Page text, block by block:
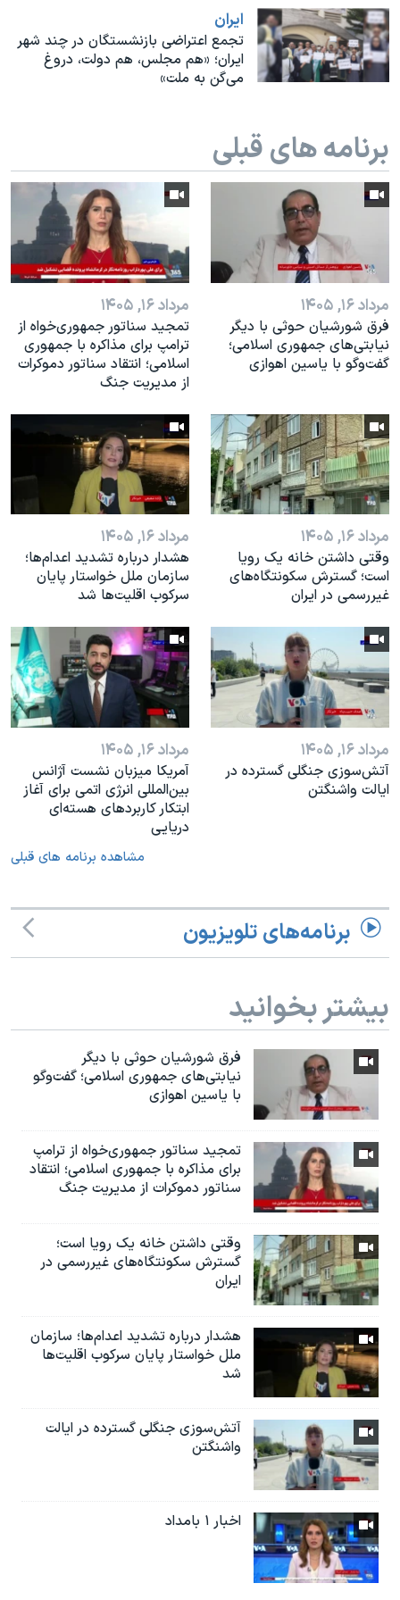
نرگس محمدی برنده جایزه نوبل صلح
همایش محافظه‌کاران آمریکا «سی‌پک»
سفر پرزیدنت ترامپ به چین
ايران
تجمع اعتراضی بازنشستگان در چند شهر
ایران؛ «هم مجلس، هم دولت، دروغ
می‌گن به ملت»‌
برنامه های قبلی
مرداد ۱۶, ۱۴۰۵
فرق شورشیان حوثی با دیگر
نیابتی‌های جمهوری اسلامی؛
گفت‌وگو با یاسین اهوازی
مرداد ۱۶, ۱۴۰۵
تمجید سناتور جمهوری‌خواه از
ترامپ برای مذاکره با جمهوری
اسلامی؛ انتقاد سناتور دموکرات
از مدیریت جنگ
مرداد ۱۶, ۱۴۰۵
وقتی داشتن خانه یک رویا
است؛ گسترش سکونتگاه‌های
غیررسمی در ایران
مرداد ۱۶, ۱۴۰۵
هشدار درباره تشدید اعدام‌ها؛
سازمان ملل خواستار پایان
سرکوب اقلیت‌ها شد
مرداد ۱۶, ۱۴۰۵
آتش‌سوزی جنگلی گسترده در
ایالت واشنگتن
مرداد ۱۶, ۱۴۰۵
آمریکا میزبان نشست آژانس
بین‌المللی انرژی اتمی برای آغاز
ابتکار کاربردهای هسته‌ای
دریایی
مشاهده برنامه های قبلی
برنامه‌های تلویزیون
بیشتر بخوانید
فرق شورشیان حوثی با دیگر
نیابتی‌های جمهوری اسلامی؛ گفت‌وگو
با یاسین اهوازی
تمجید سناتور جمهوری‌خواه از ترامپ
برای مذاکره با جمهوری اسلامی؛ انتقاد
سناتور دموکرات از مدیریت جنگ
وقتی داشتن خانه یک رویا است؛
گسترش سکونتگاه‌های غیررسمی در
ایران
هشدار درباره تشدید اعدام‌ها؛ سازمان
ملل خواستار پایان سرکوب اقلیت‌ها
شد
آتش‌سوزی جنگلی گسترده در ایالت
واشنگتن
اخبار ۱ بامداد